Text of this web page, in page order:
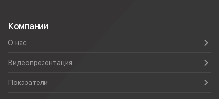
Компании
О нас
Видеопрезентация
Показатели